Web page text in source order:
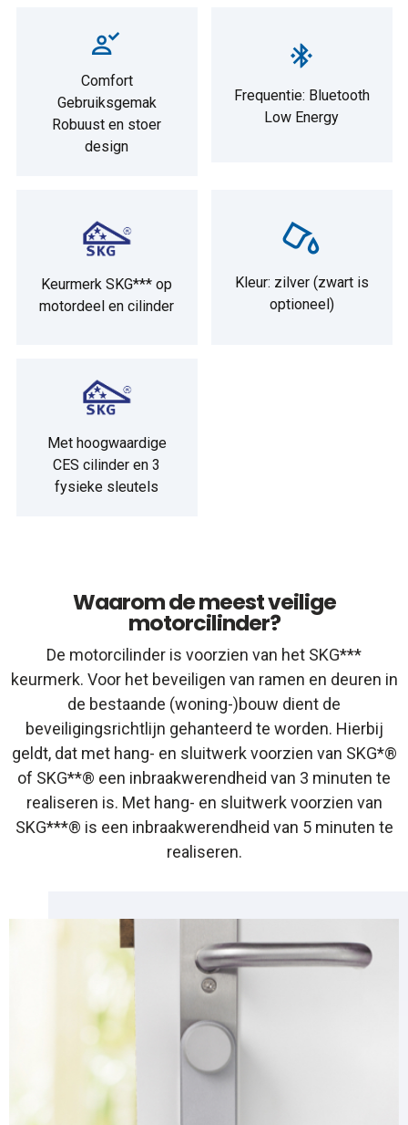
Comfort
Gebruiksgemak
Robuust en stoer
design
Frequentie: Bluetooth
Low Energy
Keurmerk SKG*** op
motordeel en cilinder
Kleur: zilver (zwart is
optioneel)
Met hoogwaardige
CES cilinder en 3
fysieke sleutels
Waarom de meest veilige
motorcilinder?
De motorcilinder is voorzien van het SKG***
keurmerk. Voor het beveiligen van ramen en deuren in
de bestaande (woning-)bouw dient de
beveiligingsrichtlijn gehanteerd te worden. Hierbij
geldt, dat met hang- en sluitwerk voorzien van SKG*®
of SKG**® een inbraakwerendheid van 3 minuten te
realiseren is. Met hang- en sluitwerk voorzien van
SKG***® is een inbraakwerendheid van 5 minuten te
realiseren.